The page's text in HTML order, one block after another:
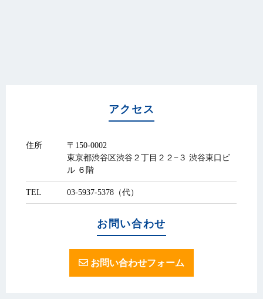
アクセス
住所
〒150-0002
東京都渋谷区渋谷２丁目２２−３ 渋谷東口ビ
ル ６階
TEL 03-5937-5378（代）
お問い合わせ
お問い合わせフォーム